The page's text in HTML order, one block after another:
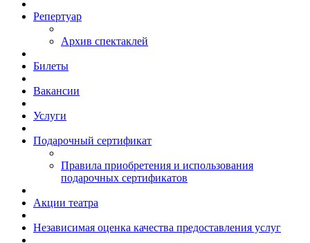
Репертуар
Архив спектаклей
Билеты
Вакансии
Услуги
Подарочный сертификат
Правила приобретения и использования
подарочных сертификатов
Акции театра
Независимая оценка качества предоставления услуг